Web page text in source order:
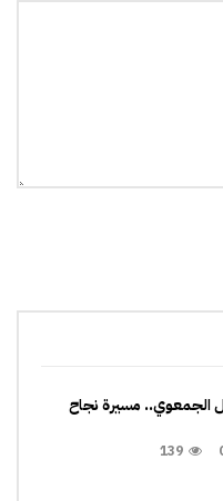
الجمعوي.. مسيرة نجاح
139